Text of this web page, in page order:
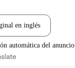
en inglés
automática del anuncio